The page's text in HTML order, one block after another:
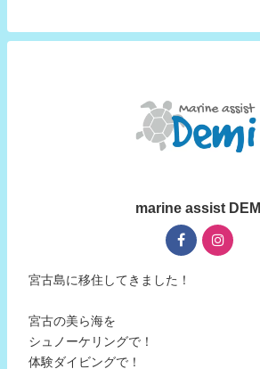
marine assist DEMI
宮古島に移住してきました！
宮古の美ら海を
シュノーケリングで！
体験ダイビングで！